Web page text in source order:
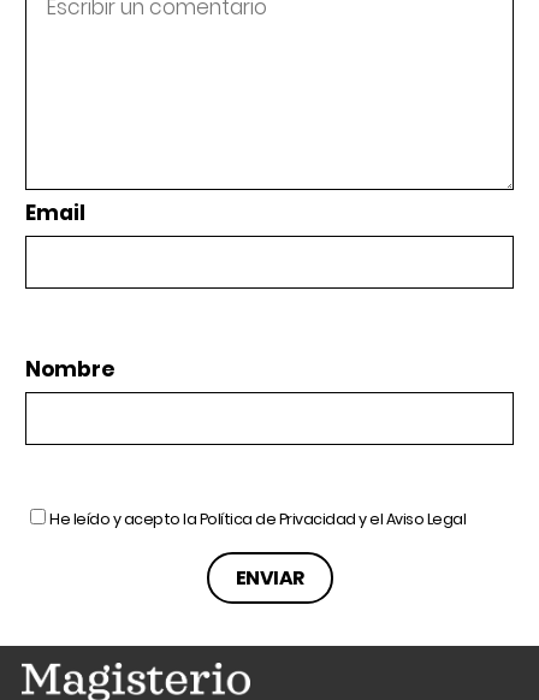
Email
Nombre
He leído y acepto laPolítica de Privacidady elAviso Legal